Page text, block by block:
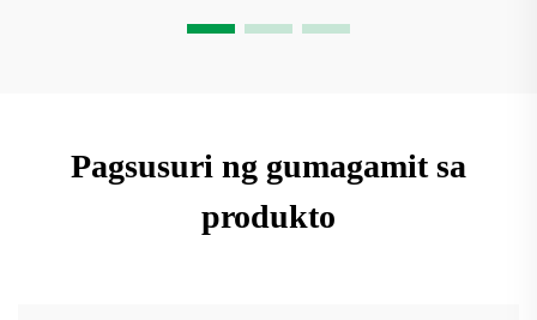
Pagsusuri ng gumagamit sa
produkto